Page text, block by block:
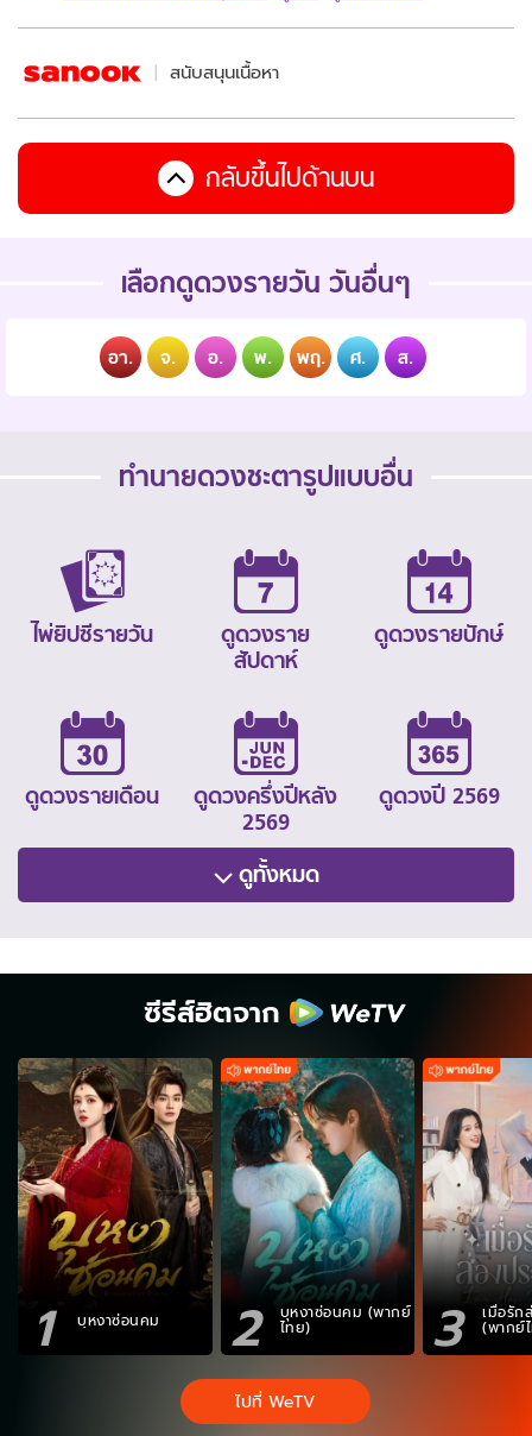
สนับสนุนเนื้อหา
กลับขึ้นไปด้านบน
เลือกดูดวงรายวัน วันอื่นๆ
อา. จ. อ. พ. พฤ. ศ. ส.
ทำนายดวงชะตารูปแบบอื่น
ไพ่ยิปซีรายวัน
ดูดวงราย
สัปดาห์
ดูดวงรายปักษ์
ดูดวงรายเดือน
ดูดวงครึ่งปีหลัง
2569
ดูดวงปี 2569
ดูทั้งหมด
ซีรีส์ฮิตจาก
1 บุหงาซ่อนคม 2 บุหงาซ่อนคม (พากย์
ไทย) 3 เมื่อรัก
(พากย์
ไปที่ WeTV